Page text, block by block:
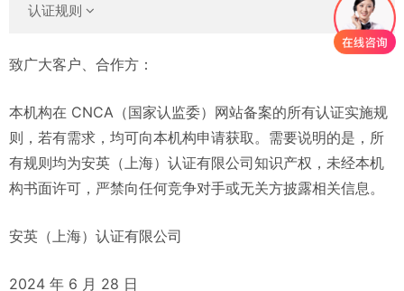
认证规则
致广大客户、合作方：
本机构在 CNCA（国家认监委）网站备案的所有认证实施规
则，若有需求，均可向本机构申请获取。需要说明的是，所
有规则均为安英（上海）认证有限公司知识产权，未经本机
构书面许可，严禁向任何竞争对手或无关方披露相关信息。
安英（上海）认证有限公司
2024 年 6 月 28 日